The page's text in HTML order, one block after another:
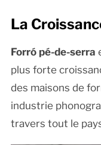
La
Forró pé-de-serra
plus forte
des maisons de
industrie
travers tout le